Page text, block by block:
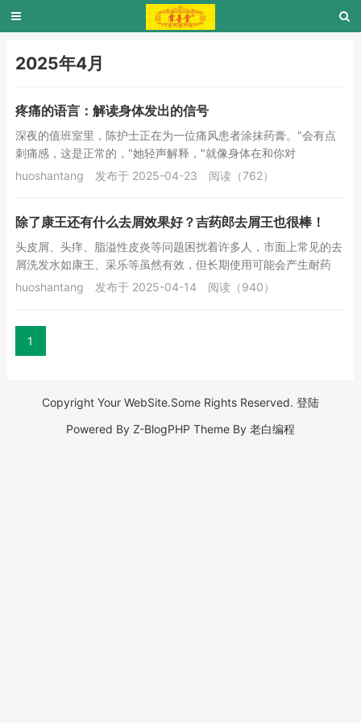
2025年4月
疼痛的语言：解读身体发出的信号
深夜的值班室里，陈护士正在为一位痛风患者涂抹药膏。"会有点
刺痛感，这是正常的，"她轻声解释，"就像身体在和你对
话。"&n...
huoshantang 发布于 2025-04-23 阅读（762）
除了康王还有什么去屑效果好？吉药郎去屑王也很棒！
头皮屑、头痒、脂溢性皮炎等问题困扰着许多人，市面上常见的去
屑洗发水如康王、采乐等虽然有效，但长期使用可能会产生耐药
性，导致效果减弱。而吉药郎去屑王凭借其纯中药成...
huoshantang 发布于 2025-04-14 阅读（940）
1
Copyright Your WebSite.Some Rights Reserved. 登陆
Powered By Z-BlogPHP Theme By 老白编程